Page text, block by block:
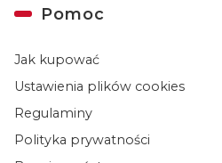
Linki w stopce
Pomoc
Jak kupować
Ustawienia plików cookies
Regulaminy
Polityka prywatności